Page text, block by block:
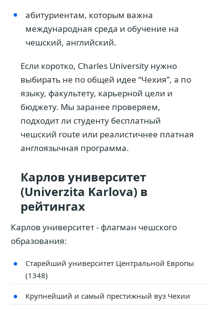
абитуриентам, которым важна
международная среда и обучение на
чешский, английский.
Если коротко, Charles University нужно
выбирать не по общей идее “Чехия”, а по
языку, факультету, карьерной цели и
бюджету. Мы заранее проверяем,
подходит ли студенту бесплатный
чешский route или реалистичнее платная
англоязычная программа.
Карлов университет
(Univerzita Karlova) в
рейтингах
Карлов университет - флагман чешского
образования:
Старейший университет Центральной Европы
(1348)
Крупнейший и самый престижный вуз Чехии